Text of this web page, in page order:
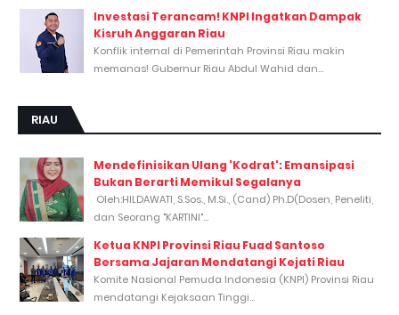
Investasi Terancam! KNPI Ingatkan Dampak
Kisruh Anggaran Riau
Konflik internal di Pemerintah Provinsi Riau makin
memanas! Gubernur Riau Abdul Wahid dan...
RIAU
Mendefinisikan Ulang 'Kodrat': Emansipasi
Bukan Berarti Memikul Segalanya
Oleh:HILDAWATI, S.Sos., M.Si., (Cand) Ph.D(Dosen, Peneliti,
dan Seorang "KARTINI"...
Ketua KNPI Provinsi Riau Fuad Santoso
Bersama Jajaran Mendatangi Kejati Riau
Komite Nasional Pemuda Indonesia (KNPI) Provinsi Riau
mendatangi Kejaksaan Tinggi...